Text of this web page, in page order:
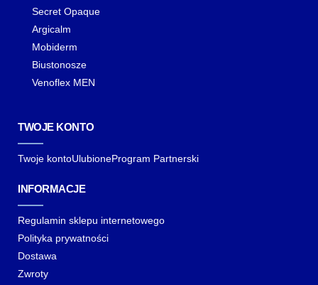
Secret Opaque
Argicalm
Mobiderm
Biustonosze
Venoflex MEN
TWOJE KONTO
Twoje kontoUlubioneProgram Partnerski
INFORMACJE
Regulamin sklepu internetowego
Polityka prywatności
Dostawa
Zwroty